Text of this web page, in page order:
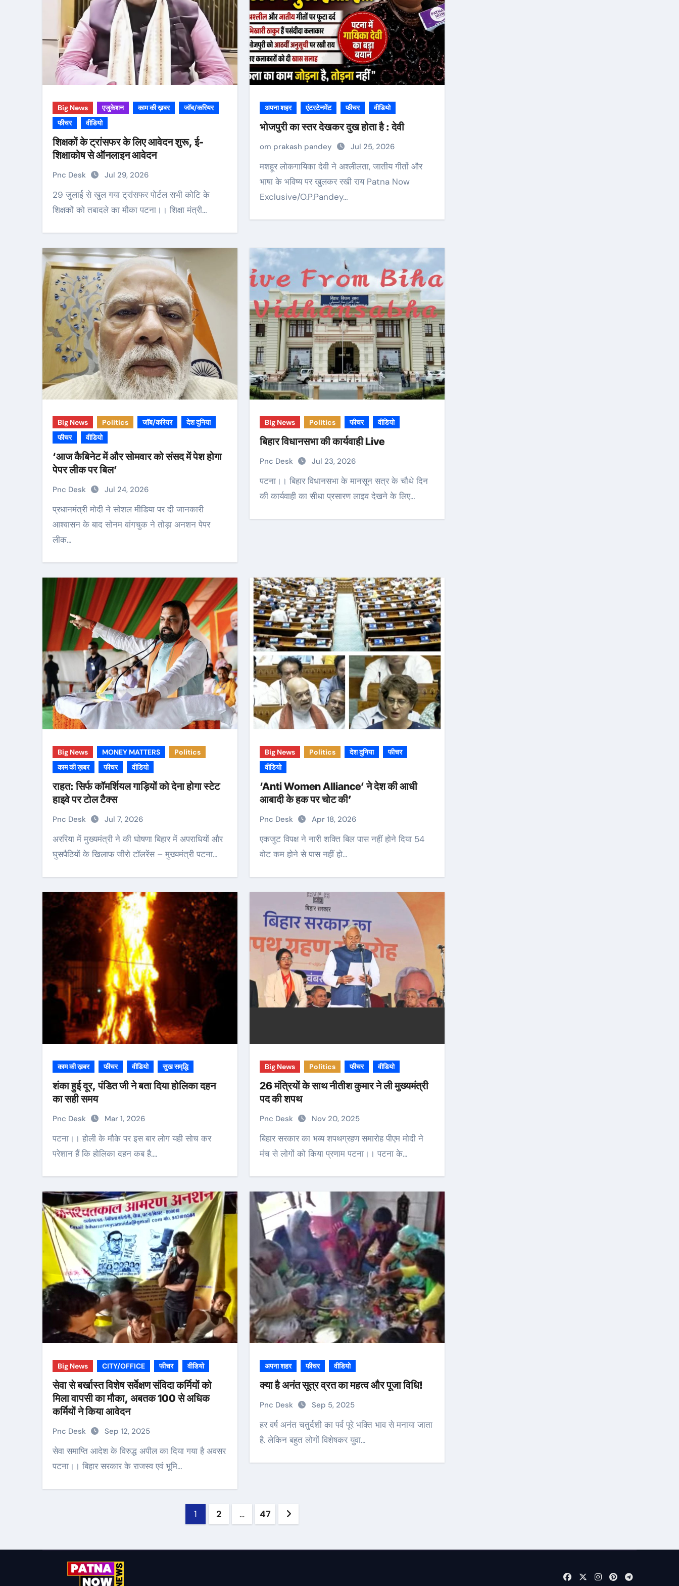
Big News एजुकेशन काम की ख़बर
जॉब/करियर
फीचर
वीडियो
शिक्षकों के ट्रांसफर के लिए आवेदन शुरू, ई-
शिक्षाकोष से ऑनलाइन आवेदन
Pnc Desk Jul 29, 2026
29 जुलाई से खुल गया ट्रांसफर पोर्टल सभी कोटि के
शिक्षकों को तबादले का मौका पटना।। शिक्षा मंत्री…
अपना शहर एंटरटेनमेंट फीचर वीडियो
भोजपुरी का स्तर देखकर दुख होता है : देवी
om prakash pandey Jul 25, 2026
मशहूर लोकगायिका देवी ने अश्लीलता, जातीय गीतों और
भाषा के भविष्य पर खुलकर रखी राय Patna Now
Exclusive/O.P.Pandey…
Big News Politics जॉब/करियर
देश दुनिया
फीचर
वीडियो
‘आज कैबिनेट में और सोमवार को संसद में पेश होगा
पेपर लीक पर बिल’
Pnc Desk Jul 24, 2026
प्रधानमंत्री मोदी ने सोशल मीडिया पर दी जानकारी
आश्वासन के बाद सोनम वांगचुक ने तोड़ा अनशन पेपर
लीक…
Big News Politics फीचर वीडियो
बिहार विधानसभा की कार्यवाही Live
Pnc Desk Jul 23, 2026
पटना।। बिहार विधानसभा के मानसून सत्र के चौथे दिन
की कार्यवाही का सीधा प्रसारण लाइव देखने के लिए…
Big News MONEY MATTERS
Politics
काम की ख़बर
फीचर वीडियो
राहत: सिर्फ कॉमर्शियल गाड़ियों को देना होगा स्टेट
हाइवे पर टोल टैक्स
Pnc Desk Jul 7, 2026
अररिया में मुख्यमंत्री ने की घोषणा बिहार में अपराधियों और
घुसपैठियों के खिलाफ जीरो टॉलरेंस – मुख्यमंत्री पटना…
Big News Politics देश दुनिया
फीचर
वीडियो
‘Anti Women Alliance’ ने देश की आधी
आबादी के हक पर चोट की’
Pnc Desk Apr 18, 2026
एकजुट विपक्ष ने नारी शक्ति बिल पास नहीं होने दिया 54
वोट कम होने से पास नहीं हो…
काम की ख़बर फीचर वीडियो सुख समृद्धि
शंका हुई दूर, पंडित जी ने बता दिया होलिका दहन
का सही समय
Pnc Desk Mar 1, 2026
पटना।। होली के मौके पर इस बार लोग यही सोच कर
परेशान हैं कि होलिका दहन कब है.…
Big News Politics फीचर वीडियो
26 मंत्रियों के साथ नीतीश कुमार ने ली मुख्यमंत्री
पद की शपथ
Pnc Desk Nov 20, 2025
बिहार सरकार का भव्य शपथग्रहण समारोह पीएम मोदी ने
मंच से लोगों को किया प्रणाम पटना।। पटना के…
Big News CITY/OFFICE फीचर वीडियो
सेवा से बर्खास्त विशेष सर्वेक्षण संविदा कर्मियों को
मिला वापसी का मौका, अबतक 100 से अधिक
कर्मियों ने किया आवेदन
Pnc Desk Sep 12, 2025
सेवा समाप्ति आदेश के विरुद्ध अपील का दिया गया है अवसर
पटना।। बिहार सरकार के राजस्व एवं भूमि…
अपना शहर फीचर वीडियो
क्या है अनंत सूत्र व्रत का महत्व और पूजा विधि!
Pnc Desk Sep 5, 2025
हर वर्ष अनंत चतुर्दशी का पर्व पूरे भक्ति भाव से मनाया जाता
है. लेकिन बहुत लोगों विशेषकर युवा…
Posts
1 2 … 47